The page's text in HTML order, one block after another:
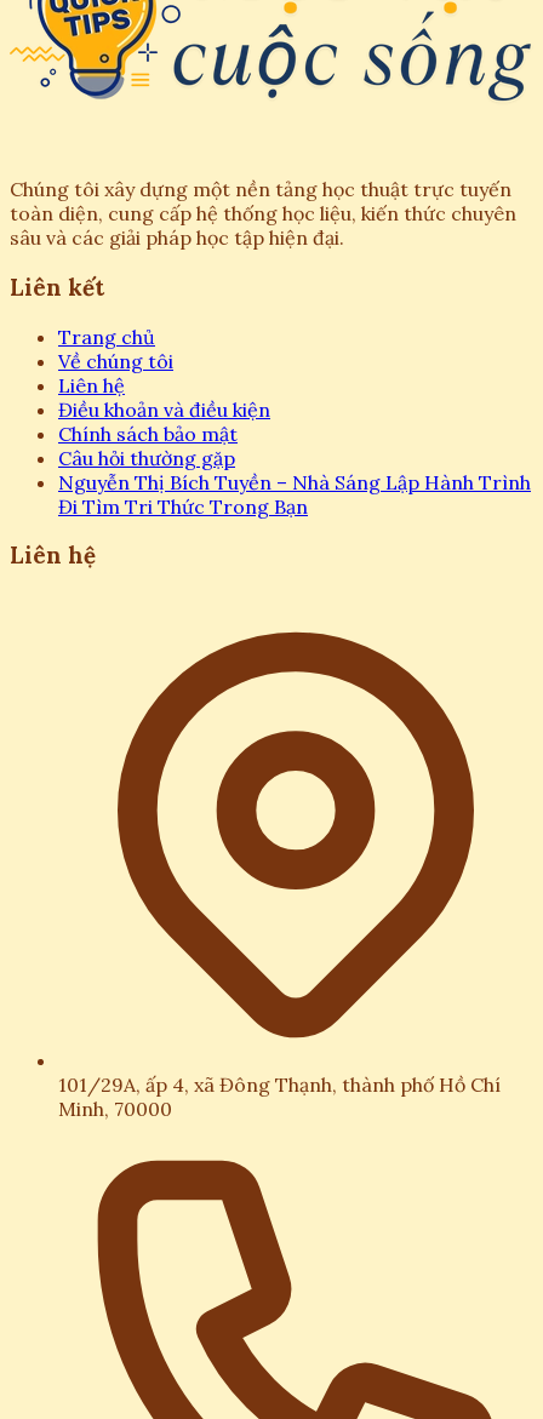
Chúng tôi xây dựng một nền tảng học thuật trực tuyến
toàn diện, cung cấp hệ thống học liệu, kiến thức chuyên
sâu và các giải pháp học tập hiện đại.
Liên kết
Trang chủ
Về chúng tôi
Liên hệ
Điều khoản và điều kiện
Chính sách bảo mật
Câu hỏi thường gặp
Nguyễn Thị Bích Tuyền – Nhà Sáng Lập Hành Trình
Đi Tìm Tri Thức Trong Bạn
Liên hệ
101/29A, ấp 4, xã Đông Thạnh, thành phố Hồ Chí
Minh, 70000